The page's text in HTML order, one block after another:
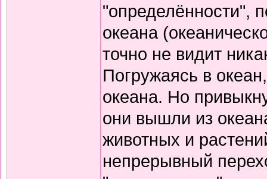
"определённости",
океана
точно не видит
Погружаясь в
океана. Но
они вышли из
животных и
непрерывный